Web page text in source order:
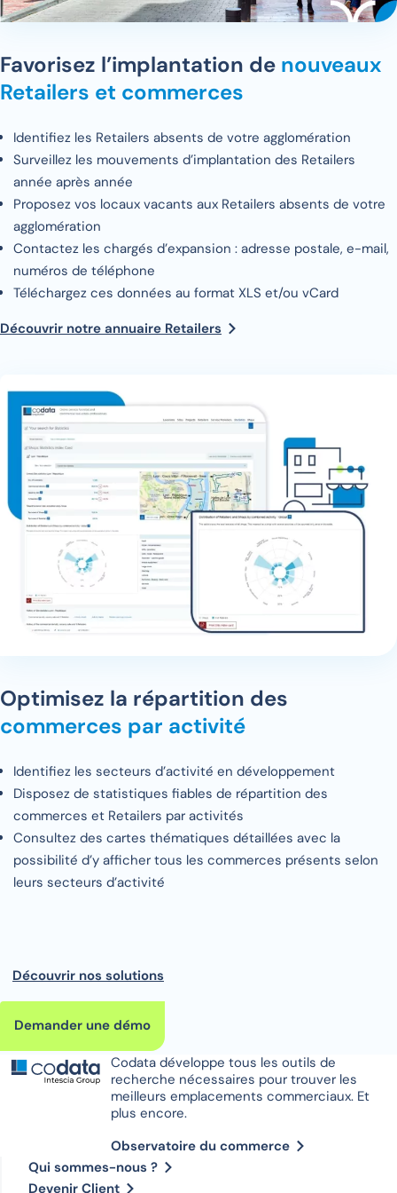
Favorisez l’implantation de nouveaux
Retailers et commerces
Identifiez les Retailers absents de votre agglomération
Surveillez les mouvements d’implantation des Retailers
année après année
Proposez vos locaux vacants aux Retailers absents de votre
agglomération
Contactez les chargés d’expansion : adresse postale, e-mail,
numéros de téléphone
Téléchargez ces données au format XLS et/ou vCard
Découvrir notre annuaire Retailers
Optimisez la répartition des
commerces par activité
Identifiez les secteurs d’activité en développement
Disposez de statistiques fiables de répartition des
commerces et Retailers par activités
Consultez des cartes thématiques détaillées avec la
possibilité d’y afficher tous les commerces présents selon
leurs secteurs d’activité
Découvrir nos solutions
Demander une démo
Codata développe tous les outils de
recherche nécessaires pour trouver les
meilleurs emplacements commerciaux. Et
plus encore.
Observatoire du commerce
Qui sommes-nous ?
Devenir Client